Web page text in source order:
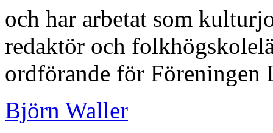
och har arbetat som
redaktör och
ordförande för Föreningen
Björn Waller